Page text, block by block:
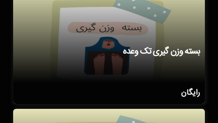
بسته وزن گیری تک وعده
رایگان